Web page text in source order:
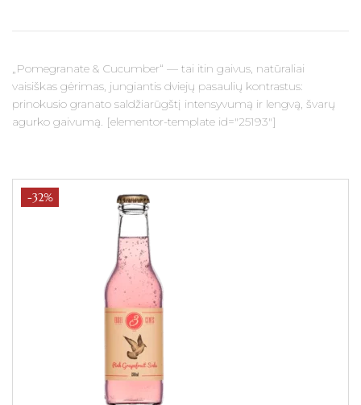
„Pomegranate & Cucumber“ — tai itin gaivus, natūraliai
vaisiškas gėrimas, jungiantis dviejų pasaulių kontrastus:
prinokusio granato saldžiarūgštį intensyvumą ir lengvą, švarų
agurko gaivumą. [elementor-template id="25193"]
-32%